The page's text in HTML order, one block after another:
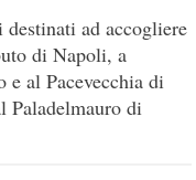
ad accogliere
di Napoli, a
al Pacevecchia di
Paladelmauro di